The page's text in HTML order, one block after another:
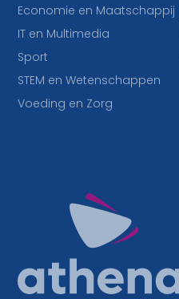
Economie en Maatschappij
IT en Multimedia
Sport
STEM en Wetenschappen
Voeding en Zorg